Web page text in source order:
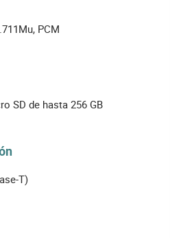
PCM
SD de hasta 256 GB
T)